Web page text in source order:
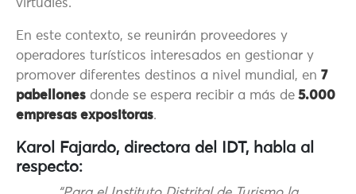
virtuales.
En este contexto, se reunirán proveedores y
operadores turísticos interesados en gestionar y
promover diferentes destinos a nivel mundial, en 7
pabellones donde se espera recibir a más de 5.000
empresas expositoras.
Karol Fajardo, directora del IDT, habla al
respecto: